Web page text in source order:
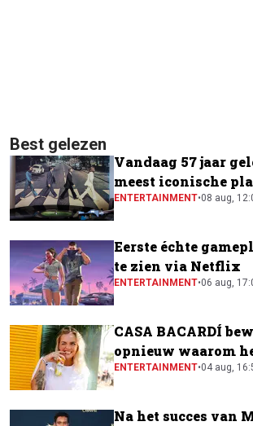
Best gelezen
Vandaag 57 jaar
meest iconische
gemaakt
ENTERTAINMENT•08 aug,
Eerste échte
te zien via Netflix
ENTERTAINMENT•06 aug,
CASA BACARDÍ
opnieuw waarom
festivalfavoriet is
ENTERTAINMENT•04 aug,
Na het succes van